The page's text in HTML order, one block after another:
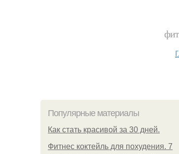
Популярные материалы
Как стать красивой за 30 дней.
Фитнес коктейль для похудения. 7